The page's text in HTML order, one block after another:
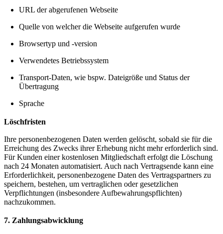
URL der abgerufenen Webseite
Quelle von welcher die Webseite aufgerufen wurde
Browsertyp und -version
Verwendetes Betriebssystem
Transport-Daten, wie bspw. Dateigröße und Status der
Übertragung
Sprache
Löschfristen
Ihre personenbezogenen Daten werden gelöscht, sobald sie für die
Erreichung des Zwecks ihrer Erhebung nicht mehr erforderlich sind.
Für Kunden einer kostenlosen Mitgliedschaft erfolgt die Löschung
nach 24 Monaten automatisiert. Auch nach Vertragsende kann eine
Erforderlichkeit, personenbezogene Daten des Vertragspartners zu
speichern, bestehen, um vertraglichen oder gesetzlichen
Verpflichtungen (insbesondere Aufbewahrungspflichten)
nachzukommen.
7. Zahlungsabwicklung